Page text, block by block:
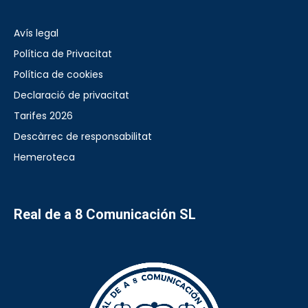
Avís legal
Política de Privacitat
Política de cookies
Declaració de privacitat
Tarifes 2026
Descàrrec de responsabilitat
Hemeroteca
Real de a 8 Comunicación SL